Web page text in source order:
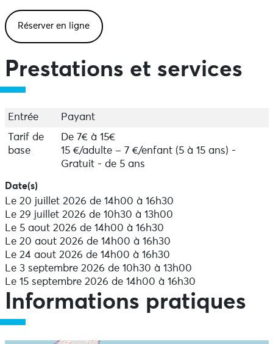
Réserver en ligne
Prestations et services
Entrée
Payant
Tarif de
base
De 7€ à 15€
15 €/adulte – 7 €/enfant (5 à 15 ans) -
Gratuit - de 5 ans
Date(s)
Le 20 juillet 2026 de 14h00 à 16h30
Le 29 juillet 2026 de 10h30 à 13h00
Le 5 aout 2026 de 14h00 à 16h30
Le 20 aout 2026 de 14h00 à 16h30
Le 24 aout 2026 de 14h00 à 16h30
Le 3 septembre 2026 de 10h30 à 13h00
Le 15 septembre 2026 de 14h00 à 16h30
Informations pratiques